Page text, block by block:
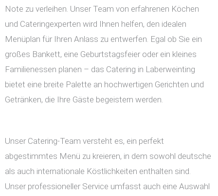
Note zu verleihen. Unser Team von erfahrenen Köchen
und Cateringexperten wird Ihnen helfen, den idealen
Menüplan für Ihren Anlass zu entwerfen. Egal ob Sie ein
großes Bankett, eine Geburtstagsfeier oder ein kleines
Familienessen planen – das Catering in Laberweinting
bietet eine breite Palette an hochwertigen Gerichten und
Getränken, die Ihre Gäste begeistern werden.
Unser Catering-Team versteht es, ein perfekt
abgestimmtes Menü zu kreieren, in dem sowohl deutsche
als auch internationale Köstlichkeiten enthalten sind.
Unser professioneller Service umfasst auch eine Auswahl